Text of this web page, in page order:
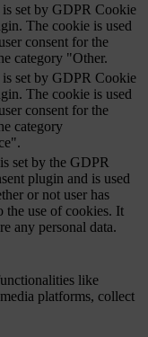
set by GDPR Cookie
The cookie is used
consent for the
category "Other.
set by GDPR Cookie
The cookie is used
consent for the
category
set by the GDPR
plugin and is used
or not user has
the use of cookies. It
any personal data.
like
platforms, collect